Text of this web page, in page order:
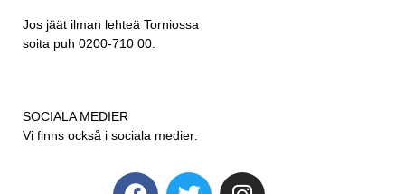
Jos jäät ilman lehteä Torniossa
soita puh 0200-710 00.
SOCIALA MEDIER
Vi finns också i sociala medier: